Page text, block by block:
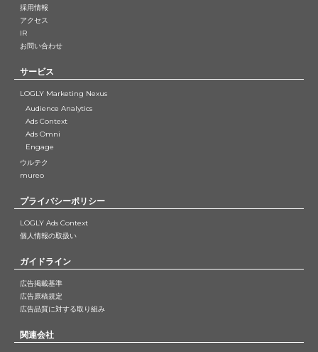
採用情報
アクセス
IR
お問い合わせ
サービス
LOGLY Marketing Nexus
Audience Analytics
Ads Context
Ads Omni
Engage
ウルテク
mureo
プライバシーポリシー
LOGLY Ads Context
個人情報の取扱い
ガイドライン
広告掲載基準
広告原稿規定
広告品質に対する取り組み
関連会社